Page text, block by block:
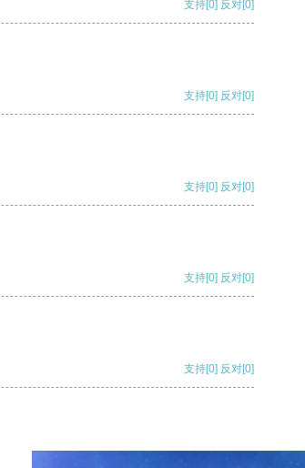
支持[0] 反对[0]
支持[0] 反对[0]
支持[0] 反对[0]
支持[0] 反对[0]
支持[0] 反对[0]